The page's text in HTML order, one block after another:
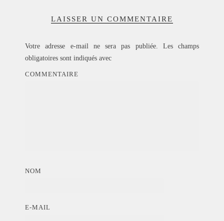
LAISSER UN COMMENTAIRE
Votre adresse e-mail ne sera pas publiée.
Les champs
obligatoires sont indiqués avec
COMMENTAIRE
NOM
E-MAIL